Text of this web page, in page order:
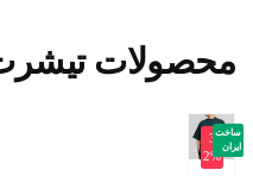
محصولات
-3
2%
ساخت
ایران